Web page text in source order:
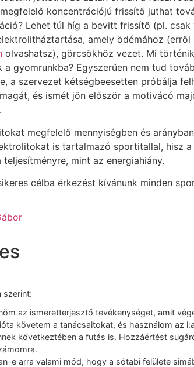
koncentrációjú frissítő juthat
Lehet túl híg a bevitt frissítő (pl.
amely ödémához
olvashatsz), görcsökhöz vezet. Mi
gyomrunkba? Egyszerűen nem tud
a szervezet kétségbeesetten próbálja
és ismét jön először a motivácó
megfelelő mennyiségben és
is tartalmazó sportitallal, hisz
mint az energiahiány.
célba érkezést kívánunk minden
szerint:
az ismeretterjesztő tevékenységet, amit
követem a tanácsaitokat, és használom az
következtében a futás is. Hozzáértést
e arra valami mód, hogy a sótabi felülete